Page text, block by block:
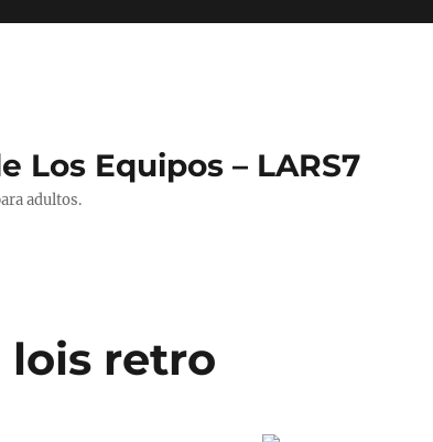
Los Equipos – LARS7
adultos.
lois retro